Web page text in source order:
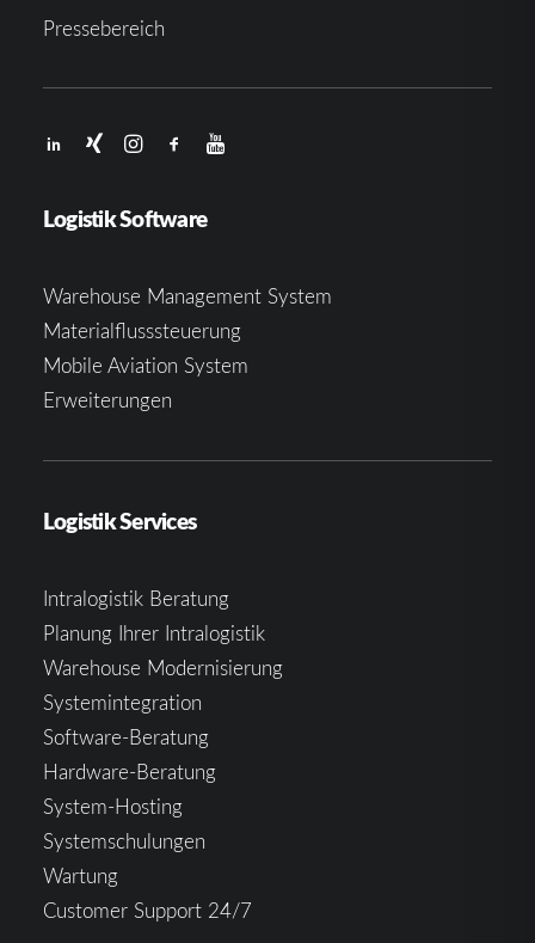
Pressebereich
Logistik Software
Warehouse Management System
Materialflusssteuerung
Mobile Aviation System
Erweiterungen
Logistik Services
Intralogistik Beratung
Planung Ihrer Intralogistik
Warehouse Modernisierung
Systemintegration
Software-Beratung
Hardware-Beratung
System-Hosting
Systemschulungen
Wartung
Customer Support 24/7